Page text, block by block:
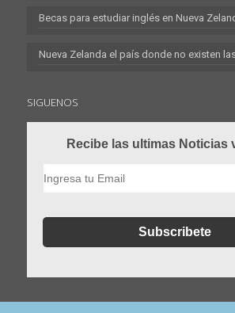
Becas para estudiar inglés en Nueva
Nueva Zelanda el país donde no existen
SIGUENOS
Recibe las ultimas Noticias